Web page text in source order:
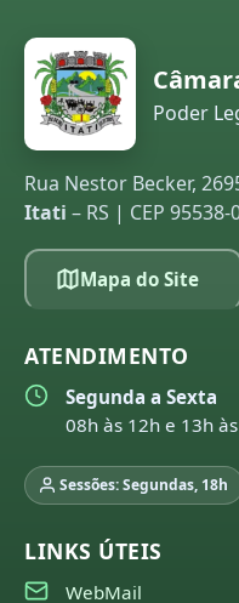
Poder
Rua Nestor Becker,
Itati – RS | CEP 95538-
Mapa do Site
ATENDIMENTO
Segunda a Sexta
08h às 12h e 13h
Sessões: Segundas, 18h
LINKS ÚTEIS
WebMail